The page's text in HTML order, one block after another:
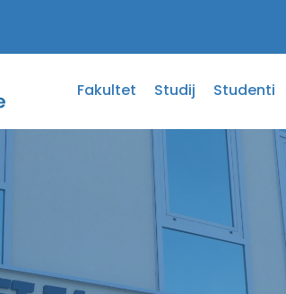
Fakultet Studij Studenti